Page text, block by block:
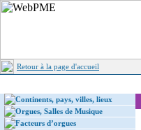
Retour à la page d'accueil
Continents, pays, villes, lieux
Orgues, Salles de Musique
Facteurs d’orgues